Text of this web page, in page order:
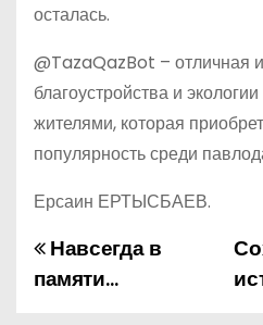
осталась.
@TazaQazBot – отличная
благоустройства и
жителями, которая
популярность среди
Ерсаин ЕРТЫСБАЕВ.
ННавсегда в
памяти…